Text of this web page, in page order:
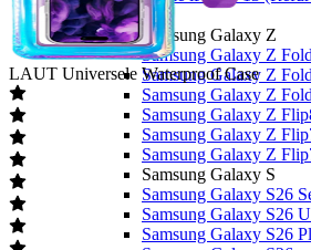
Samsung
Samsung Galaxy Z
Samsung Galaxy Z
Samsung Galaxy Z
Samsung Galaxy Z
Samsung Galaxy Z
Samsung Galaxy Z
Samsung Galaxy Z
Samsung Galaxy S
Samsung Galaxy S26
Samsung Galaxy S26
Samsung Galaxy S26
LAUT Universele Waterproof Case